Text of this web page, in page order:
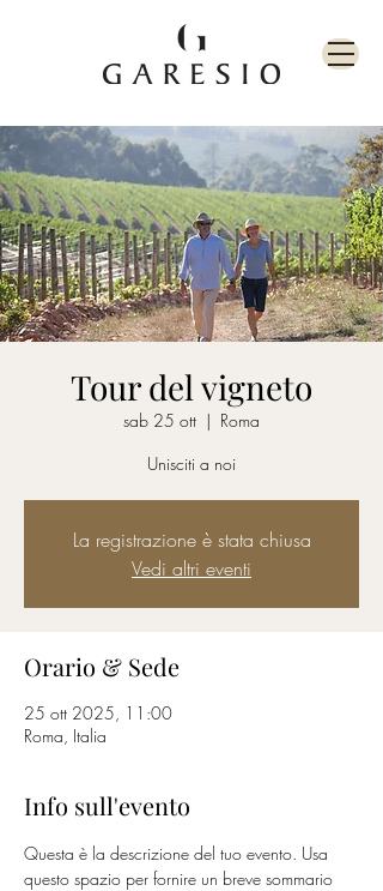
Tour del vigneto
sab 25 ott
  |
Roma
Unisciti a noi
La registrazione è stata chiusa
Vedi altri eventi
Orario & Sede
25 ott 2025, 11:00
Roma, Italia
Info sull'evento
Questa è la descrizione del tuo evento. Usa
questo spazio per fornire un breve sommario